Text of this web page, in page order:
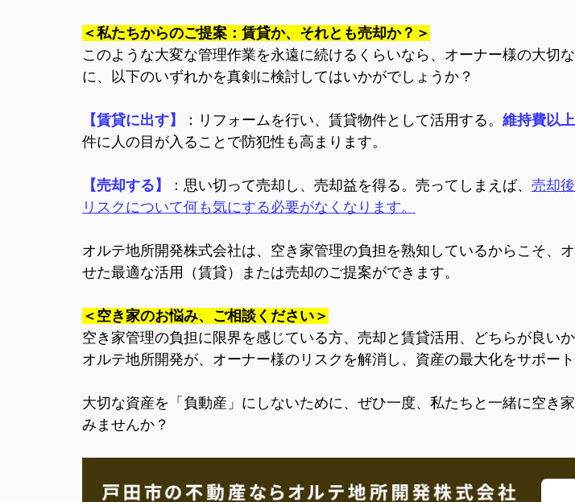
＜私たちからのご提案：賃貸か、それとも売却か？＞
このような大変な管理作業を永遠に続けるくらいなら、オーナー様の大切
に、以下のいずれかを真剣に検討してはいかがでしょうか？
【賃貸に出す】 ：リフォームを行い、賃貸物件として活用する。 維持費以
件に人の目が入ることで防犯性も高まります。
【売却する】 ：思い切って売却し、売却益を得る。売ってしまえば、 売却
リスクについて何も気にする必要がなくなります。
オルテ地所開発株式会社は、空き家管理の負担を熟知しているからこそ、
せた最適な活用（賃貸）または売却のご提案ができます。
＜空き家のお悩み、ご相談ください＞
空き家管理の負担に限界を感じている方、 売却と賃貸活用、どちらが良いか
オルテ地所開発が、オーナー様のリスクを解消し、資産の最大化をサポート
大切な資産を「負動産」にしないために、ぜひ一度、私たちと一緒に空き
みませんか？